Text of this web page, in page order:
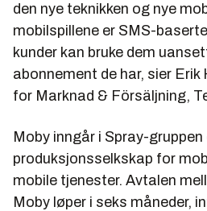
den nye teknikken og nye
mobilspillene er SMS-
kunder kan bruke dem
abonnement de har, sier Erik
for Marknad & Försäljning,
Moby inngår i Spray-gruppen
produksjonsselkskap for
mobile tjenester. Avtalen
Moby løper i seks måneder,